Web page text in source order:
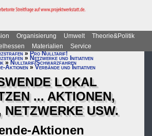
Organisierung Umwelt
Theorie&Politik
Materialien
Service
»Pro Nulltarif!
» Netzwerke und Initiativen
» Nulltarif/Schwarzfahren
Aktionen » Verbände und Initiativen
LOKAL
... AKTIONEN,
NETZWERKE USW.
Aktionen